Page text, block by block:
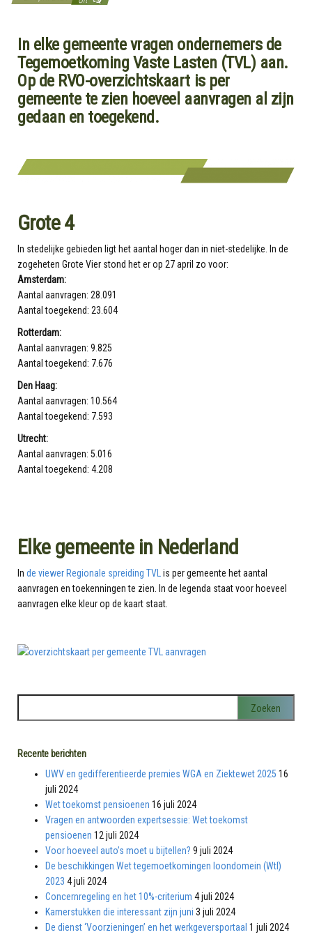
In elke gemeente vragen ondernemers de
Tegemoetkoming Vaste Lasten (TVL) aan.
Op de RVO-overzichtskaart is per
gemeente te zien hoeveel aanvragen al zijn
gedaan en toegekend.
Grote 4
In stedelijke gebieden ligt het aantal hoger dan in niet-stedelijke. In de
zogeheten Grote Vier stond het er op 27 april zo voor:
Amsterdam:
Aantal aanvragen: 28.091
Aantal toegekend: 23.604
Rotterdam:
Aantal aanvragen: 9.825
Aantal toegekend: 7.676
Den Haag:
Aantal aanvragen: 10.564
Aantal toegekend: 7.593
Utrecht:
Aantal aanvragen: 5.016
Aantal toegekend: 4.208
Elke gemeente in Nederland
In de viewer Regionale spreiding TVL is per gemeente het aantal
aanvragen en toekenningen te zien. In de legenda staat voor hoeveel
aanvragen elke kleur op de kaart staat.
Recente berichten
UWV en gedifferentieerde premies WGA en Ziektewet 2025 16
juli 2024
Wet toekomst pensioenen 16 juli 2024
Vragen en antwoorden expertsessie: Wet toekomst
pensioenen 12 juli 2024
Voor hoeveel auto’s moet u bijtellen? 9 juli 2024
De beschikkingen Wet tegemoetkomingen loondomein (Wtl)
2023 4 juli 2024
Concernregeling en het 10%-criterium 4 juli 2024
Kamerstukken die interessant zijn juni 3 juli 2024
De dienst ‘Voorzieningen’ en het werkgeversportaal 1 juli 2024